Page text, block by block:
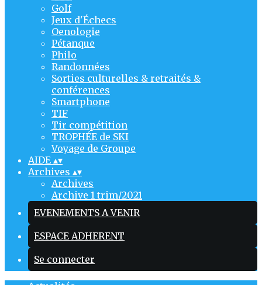
Golf
Jeux d'Échecs
Oenologie
Pétanque
Philo
Randonnées
Sorties culturelles & retraités &
conférences
Smartphone
TIF
Tir compétition
TROPHÉE de SKI
Voyage de Groupe
AIDE ▴▾
Archives ▴▾
Archives
Archive 1 trim/2021
EVENEMENTS A VENIR
ESPACE ADHERENT
Se connecter